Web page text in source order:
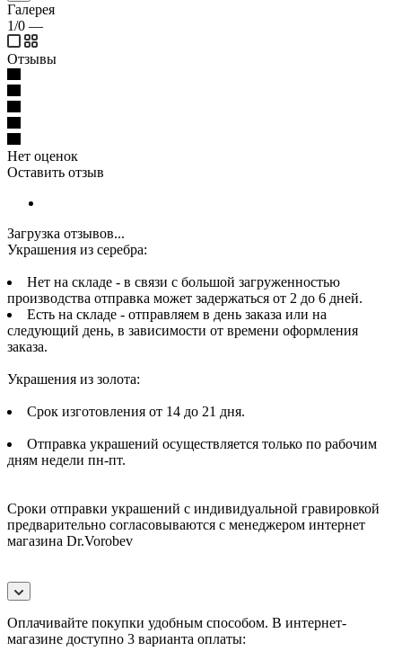
Галерея
1/0 —
Отзывы
Нет оценок
Оставить отзыв
Загрузка отзывов...
Украшения из серебра:
Нет на складе - в связи с большой загруженностью
производства отправка может задержаться от 2 до 6 дней.
Есть на складе - отправляем в день заказа или на
следующий день, в зависимости от времени оформления
заказа.
Украшения из золота:
Срок изготовления от 14 до 21 дня.
Отправка украшений осуществляется только по рабочим
дням недели пн-пт.
Сроки отправки украшений с индивидуальной гравировкой
предварительно согласовываются с менеджером интернет
магазина Dr.Vorobev
Оплачивайте покупки удобным способом. В интернет-
магазине доступно 3 варианта оплаты: